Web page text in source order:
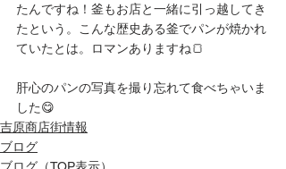
たんですね！釜もお店と一緒に引っ越してき
たという。こんな歴史ある釜でパンが焼かれ
ていたとは。ロマンありますね🍞
肝心のパンの写真を撮り忘れて食べちゃいま
した😋
吉原商店街情報
ブログ